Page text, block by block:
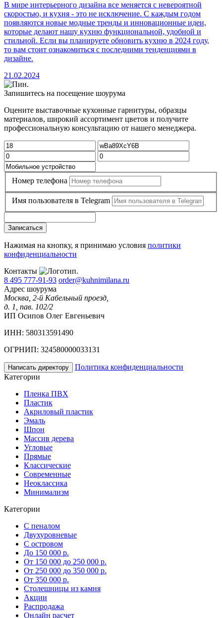
В мире интерьерного дизайна все меняется с невероятной
скоростью, и кухня - это не исключение. С каждым годом
появляются новые модные тренды и инновационные идеи,
которые делают нашу кухню функциональной, удобной и
стильной. Если вы планируете обновить кухню в 2024 году,
то вам стоит ознакомиться с последними тенденциями в
дизайне.
21.02.2024
Запишитесь на посещение шоурума
Оцените выставочные кухонные гарнитуры, образцы
материалов, широкий ассортимент цветов и получите
профессиональную консультацию от нашего менеджера.
Номер телефона
Имя пользователя в Telegram
Записаться
Нажимая на кнопку, я принимаю условия политики
конфиденциальности
Контакты
8 495 777-91-93 order@kuhnimilana.ru
Адрес шоурума
Москва, 2-й Кабельный проезд,
д. 1, пав. 102/2
ИП Осипов Олег Евгеньевич
ИНН: 580313591490
ОГРНИП: 324580000033131
Написать директору
Политика конфиденциальности
Категории
Пленка ПВХ
Пластик
Акриловый пластик
Эмаль
Шпон
Массив дерева
Угловые
Прямые
Классические
Современные
Неоклассика
Минимализм
Категории
С пеналом
Двухуровневые
С островом
До 150 000 р.
От 150 000 до 250 000 р.
От 250 000 до 350 000 р.
От 350 000 р.
Столешницы из камня
Акции
Распродажа
Онлайн расчет